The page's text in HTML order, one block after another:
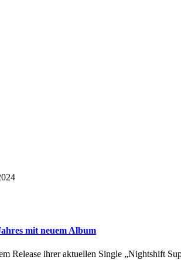
mit neuem Album
Release ihrer aktuellen Single „Nightshift